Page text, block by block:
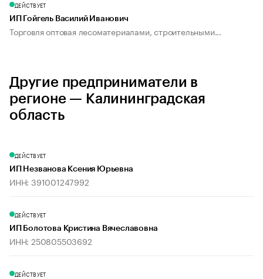
ДЕЙСТВУЕТ
ИП Гойгель Василий Иванович
Торговля оптовая лесоматериалами, строительными...
Другие предприниматели в
регионе — Калининградская
область
ДЕЙСТВУЕТ
ИП Незванова Ксения Юрьевна
ИНН: 391001247992
ДЕЙСТВУЕТ
ИП Болотова Кристина Вячеславовна
ИНН: 250805503692
ДЕЙСТВУЕТ